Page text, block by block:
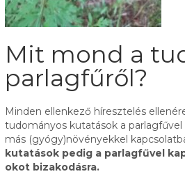
Mit mond a
parlagfűről?
Minden ellenkező híresztelés
tudományos kutatások a parlagfűvel
más (gyógy)növényekkel
kutatások pedig a parlagfűvel
okot bizakodásra.